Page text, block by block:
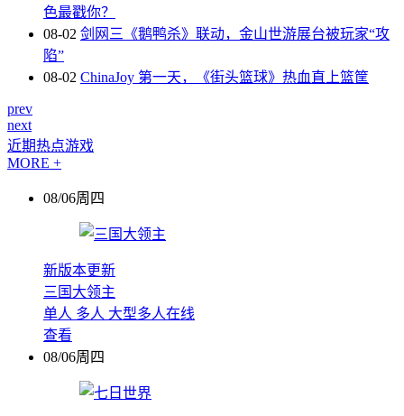
色最戳你？
08-02 剑网三《鹅鸭杀》联动，金山世游展台被玩家“攻
陷”
08-02 ChinaJoy 第一天，《街头篮球》热血直上篮筐
prev
next
近期热点游戏
MORE +
08/06周四
新版本更新
三国大领主
单人 多人 大型多人在线
查看
08/06周四